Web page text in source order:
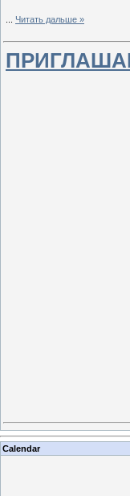
Читать дальше »
Calendar